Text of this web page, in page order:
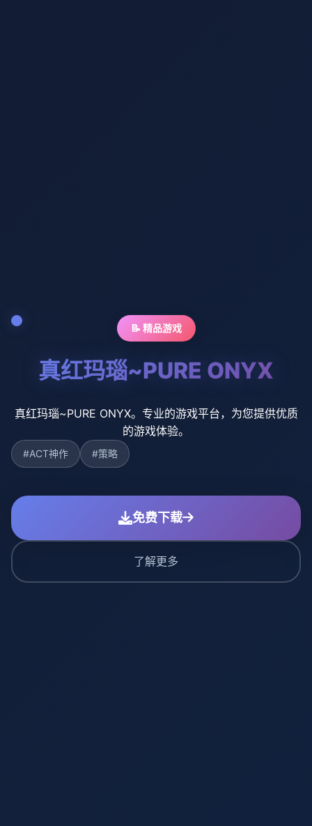
📝 精品游戏
真红玛瑙~PURE ONYX
真红玛瑙~PURE ONYX。专业的游戏平台，为您提供优质
的游戏体验。
#ACT神作 #策略
免费下载
了解更多